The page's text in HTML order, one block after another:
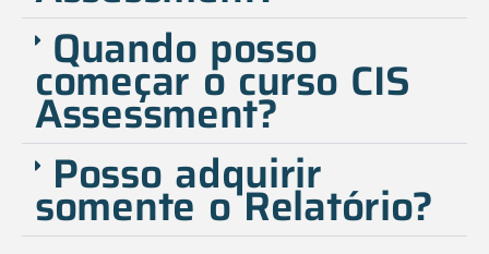
Quando posso
começar o curso CIS
Assessment?
Posso adquirir
somente o Relatório?